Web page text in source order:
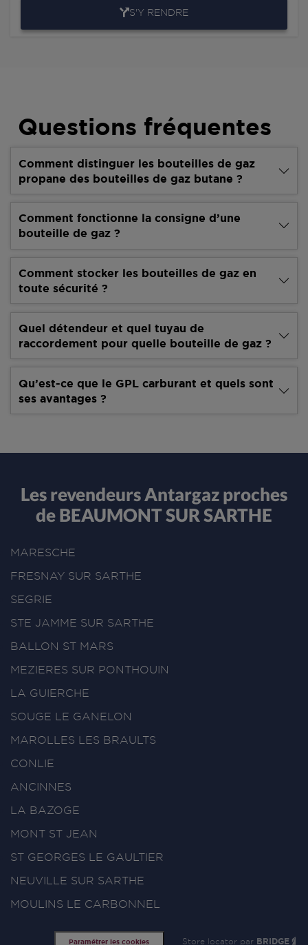
S'Y RENDRE
Questions fréquentes
Comment distinguer les bouteilles de gaz
propane des bouteilles de gaz butane ?
Comment fonctionne la consigne d’une
bouteille de gaz ?
Comment stocker les bouteilles de gaz en
toute sécurité ?
Quel détendeur et quel tuyau de
raccordement pour quelle bouteille de gaz ?
Qu’est-ce que le GPL carburant et quels sont
ses avantages ?
Les revendeurs Antargaz proches
de BEAUMONT SUR SARTHE
MARESCHE
FRESNAY SUR SARTHE
SEGRIE
STE JAMME SUR SARTHE
BALLON ST MARS
MEZIERES SUR PONTHOUIN
LA GUIERCHE
SOUGE LE GANELON
MAROLLES LES BRAULTS
CONLIE
ANCINNES
LA BAZOGE
MONT ST JEAN
ST GEORGES LE GAULTIER
NEUVILLE SUR SARTHE
MOULINS LE CARBONNEL
Paramétrer les cookies Store locator par BRIDGE